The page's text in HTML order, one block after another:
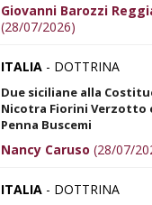
Giovanni Barozzi
(28/07/2026)
ITALIA - DOTTRINA
Due siciliane alla
Nicotra Fiorini Verzotto
Penna Buscemi
Nancy Caruso (28/07/
ITALIA - DOTTRINA